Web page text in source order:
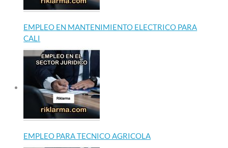
EMPLEO EN MANTENIMIENTO ELECTRICO PARA
CALI
EMPLEO PARA TECNICO AGRICOLA